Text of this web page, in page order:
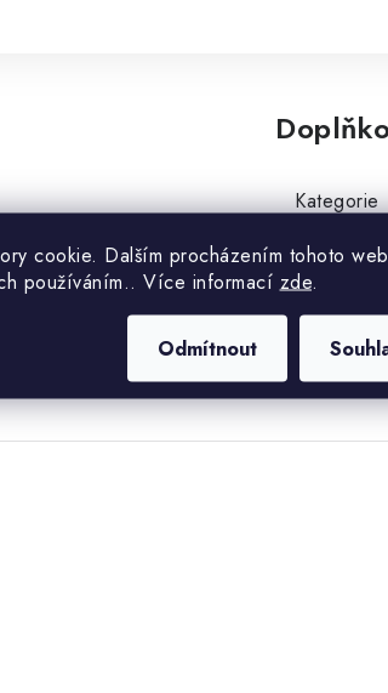
cookie. Dalším procházením tohoto
používáním.. Více informací zde.
Odmítnout
Kategorie
Hmotnost
Průměr